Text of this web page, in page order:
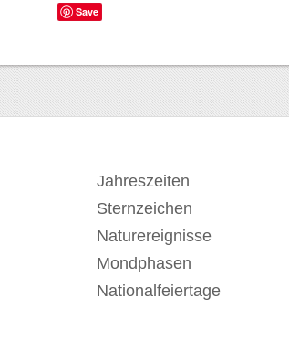
Save
Jahreszeiten
Sternzeichen
Naturereignisse
Mondphasen
Nationalfeiertage